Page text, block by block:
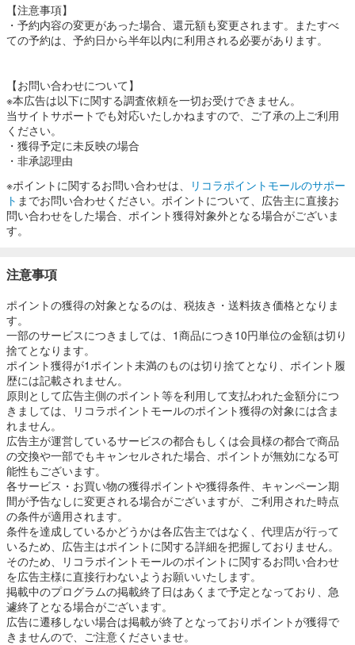
【注意事項】
・予約内容の変更があった場合、還元額も変更されます。またすべ
ての予約は、予約日から半年以内に利用される必要があります。
【お問い合わせについて】
※本広告は以下に関する調査依頼を一切お受けできません。
当サイトサポートでも対応いたしかねますので、ご了承の上ご利用
ください。
・獲得予定に未反映の場合
・非承認理由
※ポイントに関するお問い合わせは、
リコラポイントモールのサポー
ト までお問い合わせください。ポイントについて、広告主に直接お
問い合わせをした場合、ポイント獲得対象外となる場合がございま
す。
注意事項
ポイントの獲得の対象となるのは、税抜き・送料抜き価格となりま
す。
一部のサービスにつきましては、1商品につき10円単位の金額は切り
捨てとなります。
ポイント獲得が1ポイント未満のものは切り捨てとなり、ポイント履
歴には記載されません。
原則として広告主側のポイント等を利用して支払われた金額分につ
きましては、リコラポイントモールのポイント獲得の対象には含ま
れません。
広告主が運営しているサービスの都合もしくは会員様の都合で商品
の交換や一部でもキャンセルされた場合、ポイントが無効になる可
能性もございます。
各サービス・お買い物の獲得ポイントや獲得条件、キャンペーン期
間が予告なしに変更される場合がございますが、ご利用された時点
の条件が適用されます。
条件を達成しているかどうかは各広告主ではなく、代理店が行って
いるため、広告主はポイントに関する詳細を把握しておりません。
そのため、リコラポイントモールのポイントに関するお問い合わせ
を広告主様に直接行わないようお願いいたします。
掲載中のプログラムの掲載終了日はあくまで予定となっており、急
遽終了となる場合がございます。
広告に遷移しない場合は掲載が終了となっておりポイントが獲得で
きませんので、ご注意くださいませ。